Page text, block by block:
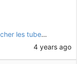
Modif embase CHO29 pour ne pas toucher les tubes alu
4 years ago